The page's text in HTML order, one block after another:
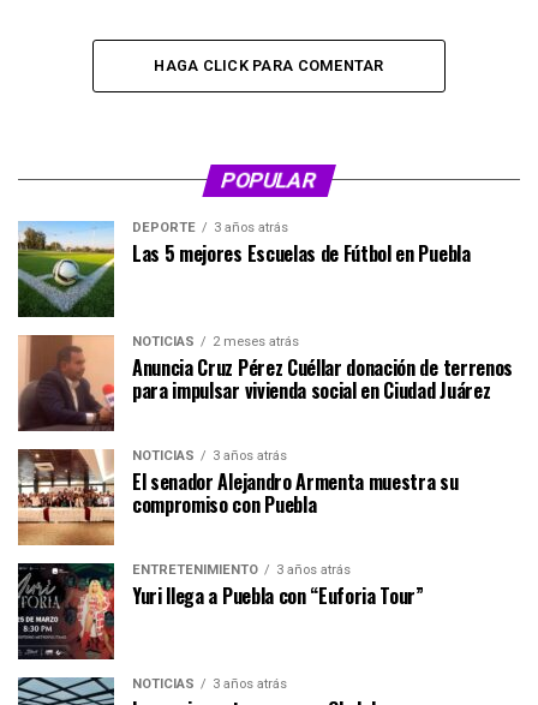
HAGA CLICK PARA COMENTAR
POPULAR
DEPORTE 3 años atrás
Las 5 mejores Escuelas de Fútbol en Puebla
NOTICIAS 2 meses atrás
Anuncia Cruz Pérez Cuéllar donación de terrenos
para impulsar vivienda social en Ciudad Juárez
NOTICIAS 3 años atrás
El senador Alejandro Armenta muestra su
compromiso con Puebla
ENTRETENIMIENTO 3 años atrás
Yuri llega a Puebla con “Euforia Tour”
NOTICIAS 3 años atrás